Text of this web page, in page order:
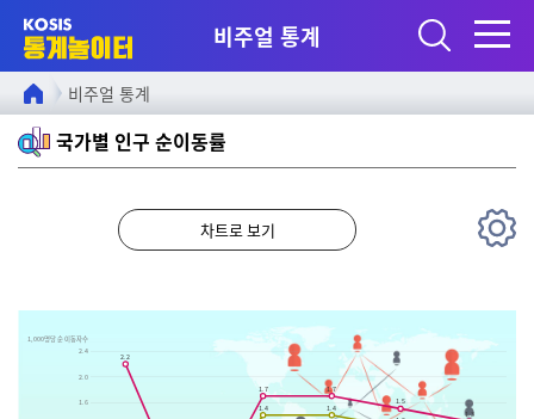
주요메뉴 바로가기
콘텐츠 바로가기
비주얼 통계
국가별 인구 순이동률
비주얼 통계
차트로 보기
1.6
2.0
2.4
1,000명당 순 이동자수
2.2
1.7 1.7
1.5
1.3
1.4
1.4